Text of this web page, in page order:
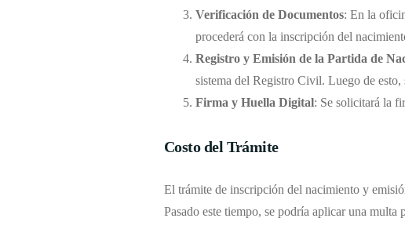
Verificación de Documentos: En la
procederá con la inscripción del
Registro y Emisión de la Partida de
sistema del Registro Civil. Luego de esto,
Firma y Huella Digital: Se solicitará la
Costo del Trámite
El trámite de inscripción del nacimiento y
Pasado este tiempo, se podría aplicar una multa